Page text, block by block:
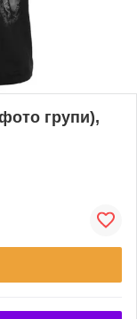
групи),